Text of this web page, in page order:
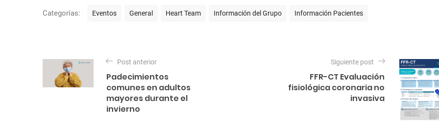
Categorías:
g
r
Eventos General Heart Team Información del Grupo Información Pacientes
N
v
Post anterior
Padecimientos
comunes en adultos
mayores durante el
invierno
Siguiente post
FFR-CT Evaluación
fisiológica coronaria no
invasiva